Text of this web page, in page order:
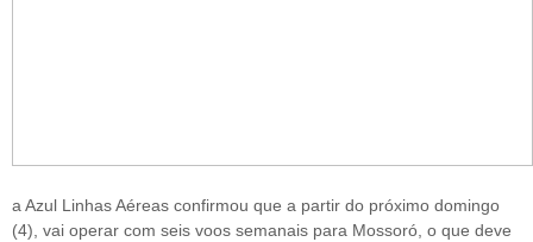
a Azul Linhas Aéreas confirmou que a partir do próximo domingo
(4), vai operar com seis voos semanais para Mossoró, o que deve